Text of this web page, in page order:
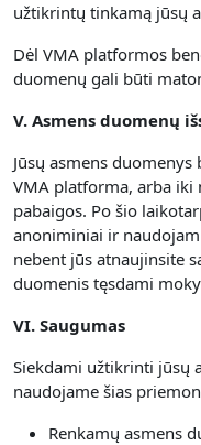
užtikrintų tinkamą jūsų
Dėl VMA platformos
duomenų gali būti
V. Asmens duomenų
Jūsų asmens
VMA platforma, arba
pabaigos. Po šio
anoniminiai ir
nebent jūs atnaujinsite
duomenis tęsdami
VI. Saugumas
Siekdami užtikrinti jūsų
naudojame šias
Renkamų asmens